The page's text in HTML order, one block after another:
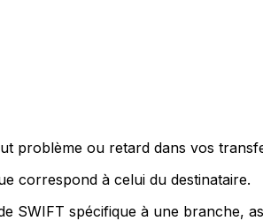
problème ou retard dans vos
correspond à celui du destinataire.
SWIFT spécifique à une branche,